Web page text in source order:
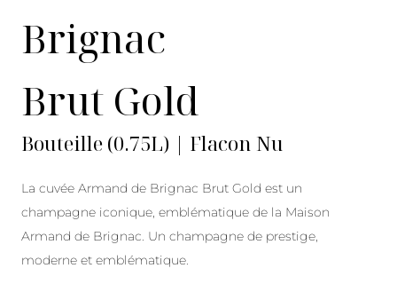
Brignac
Brut Gold
Bouteille (0.75L) | Flacon Nu
La cuvée Armand de Brignac Brut Gold est un
champagne iconique, emblématique de la Maison
Armand de Brignac. Un champagne de prestige,
moderne et emblématique.